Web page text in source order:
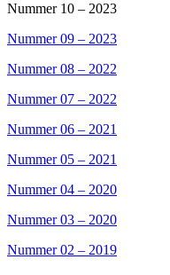
Nummer 10 – 2023
Nummer 09 – 2023
Nummer 08 – 2022
Nummer 07 – 2022
Nummer 06 – 2021
Nummer 05 – 2021
Nummer 04 – 2020
Nummer 03 – 2020
Nummer 02 – 2019